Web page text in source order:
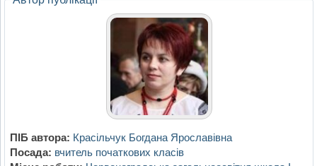
ПІБ автора: Красільчук Богдана Ярославівна
Посада: вчитель початкових класів